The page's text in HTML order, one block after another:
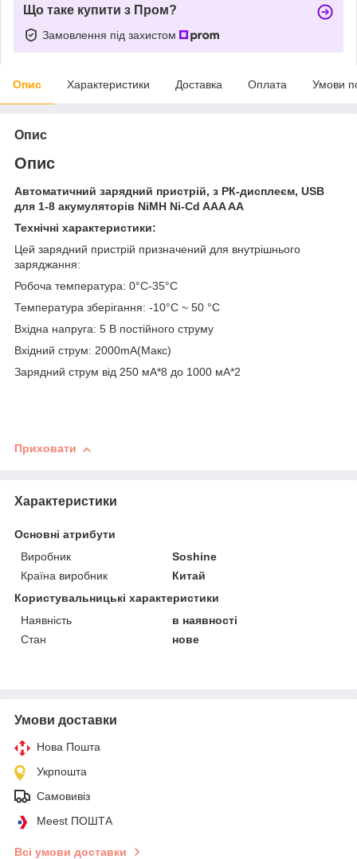
Що таке купити з Пром?
Замовлення під захистом
Опис Характеристики Доставка Оплата Умови
Опис
Опис
Автоматичний зарядний пристрій, з РК-дисплеєм, USB
для 1-8 акумуляторів NiMH Ni-Cd AAA AA
Технічні характеристики:
Цей зарядний пристрій призначений для внутрішнього
заряджання:
Робоча температура: 0°C-35°C
Температура зберігання: -10°C ~ 50 °C
Вхідна напруга: 5 В постійного струму
Вхідний струм: 2000mA(Макс)
Зарядний струм від 250 мА*8 до 1000 мА*2
Приховати
Характеристики
Основні атрибути
Виробник
Soshine
Країна виробник
Китай
Користувальницькі характеристики
Наявність
в наявності
Стан
нове
Умови доставки
Нова Пошта
Укрпошта
Самовивіз
Meest ПОШТА
Всі умови доставки